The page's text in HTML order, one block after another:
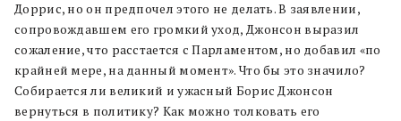
Доррис, но он предпочел этого не делать. В заявлении,
сопровождавшем его громкий уход, Джонсон выразил
сожаление, что расстается с Парламентом, но добавил «по
крайней мере, на данный момент». Что бы это значило?
Собирается ли великий и ужасный Борис Джонсон
вернуться в политику? Как можно толковать его